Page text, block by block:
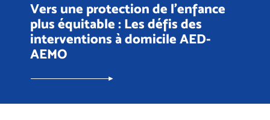
Vers une protection de l'enfance
plus équitable : Les défis des
interventions à domicile AED-
AEMO